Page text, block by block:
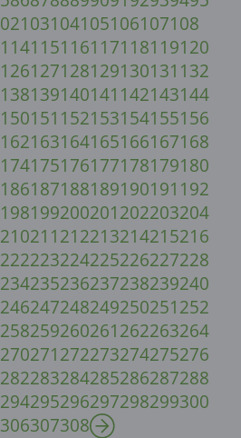
103104105106107108
114115116117118119120
126127128129130131 132
138139140141 142143144
150151 152153154155156
162163164165166167168
174175176177178179180
186187188189190191 192
198199200201202203204
210211212213214215216
222223224225226227228
234235236237238239240
246247248249250251252
258259260261262263264
270271272273274275276
282283284285286287288
294295296297298299300
306307308